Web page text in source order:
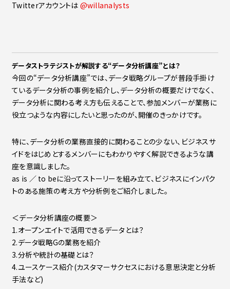
Twitterアカウントは @willanalysts
データストラテジストが解説する“データ分析講座”とは？
今回の“データ分析講座”では、データ戦略グループが普段手掛け
ているデータ分析の事例を紹介し、データ分析の概要だけでなく、
データ分析に関わる考え方も伝えることで、参加メンバーが業務に
役立つような内容にしたいと思ったのが、開催のきっかけです。
特に、データ分析の業務直接的に関わることの少ない、ビジネスサ
イドをはじめとするメンバーにもわかりやすく解説できるような講
座を意識しました。
as is ／ to beに沿ってストーリーを組み立て、ビジネスにインパク
トのある施策の考え方や分析例をご紹介しました。
＜データ分析講座の概要＞
1.オープンエイトで活用できるデータとは？
2.データ戦略Gの業務を紹介
3.分析や統計の基礎とは？
4.ユースケース紹介(カスタマーサクセスにおける意思決定と分析
手法など)